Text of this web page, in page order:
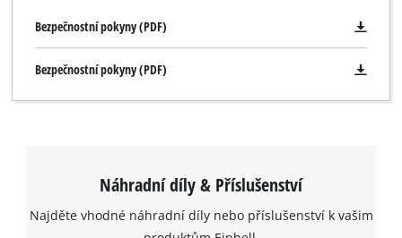
K načtení služby Google Maps
Bezpečnostní pokyny (PDF)
Bezpečnostní pokyny (PDF)
Náhradní díly & Příslušenství
Najděte vhodné náhradní díly nebo příslušenství k vašim